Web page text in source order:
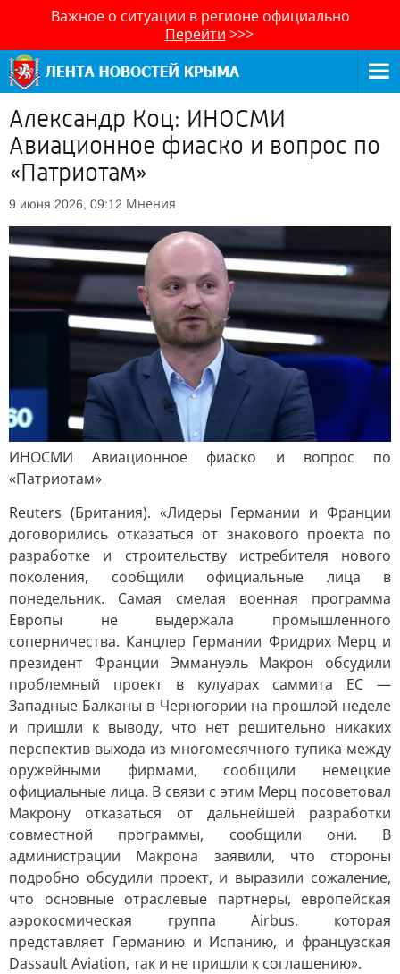
Важное о ситуации в регионе официально
Перейти >>>
Александр Коц: ИНОСМИ
Авиационное фиаско и вопрос по
«Патриотам»
9 июня 2026, 09:12 Мнения
ИНОСМИ Авиационное фиаско и вопрос по
«Патриотам»
Reuters (Британия). «Лидеры Германии и Франции
договорились отказаться от знакового проекта по
разработке и строительству истребителя нового
поколения, сообщили официальные лица в
понедельник. Самая смелая военная программа
Европы не выдержала промышленного
соперничества. Канцлер Германии Фридрих Мерц и
президент Франции Эммануэль Макрон обсудили
проблемный проект в кулуарах саммита ЕС —
Западные Балканы в Черногории на прошлой неделе
и пришли к выводу, что нет решительно никаких
перспектив выхода из многомесячного тупика между
оружейными фирмами, сообщили немецкие
официальные лица. В связи с этим Мерц посоветовал
Макрону отказаться от дальнейшей разработки
совместной программы, сообщили они. В
администрации Макрона заявили, что стороны
подробно обсудили проект, и выразили сожаление,
что основные отраслевые партнеры, европейская
аэрокосмическая группа Airbus, которая
представляет Германию и Испанию, и французская
Dassault Aviation, так и не пришли к соглашению».